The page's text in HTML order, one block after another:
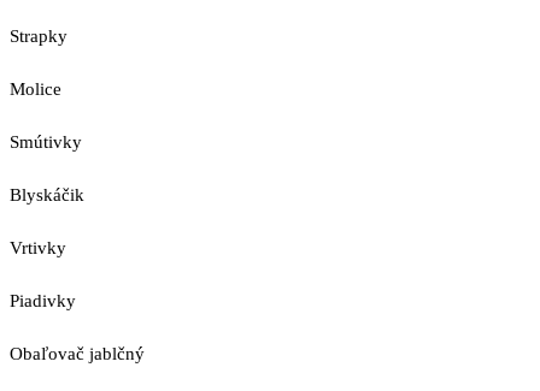
Strapky
Molice
Smútivky
Blyskáčik
Vrtivky
Piadivky
Obaľovač jablčný